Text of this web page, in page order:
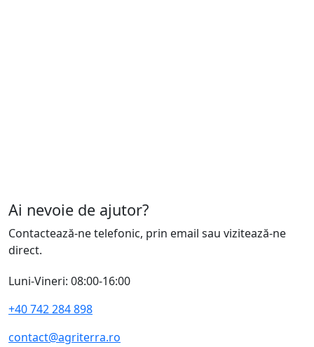
Ai nevoie de ajutor?
Contactează-ne telefonic, prin email sau vizitează-ne
direct.
Luni-Vineri: 08:00-16:00
+40 742 284 898
contact@agriterra.ro